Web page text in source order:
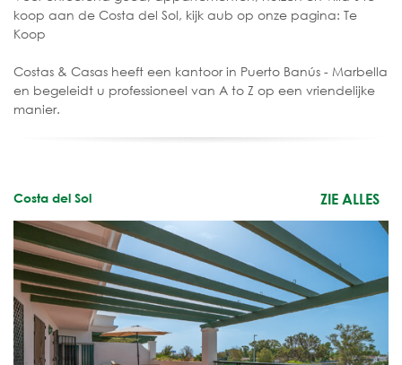
koop aan de Costa del Sol, kijk aub op onze pagina: Te
Koop
Costas & Casas heeft een kantoor in Puerto Banús - Marbella
en begeleidt u professioneel van A to Z op een vriendelijke
manier.
Costa del Sol ZIE ALLES